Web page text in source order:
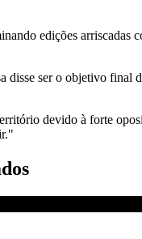
edições arriscadas
ser o objetivo final
devido à forte